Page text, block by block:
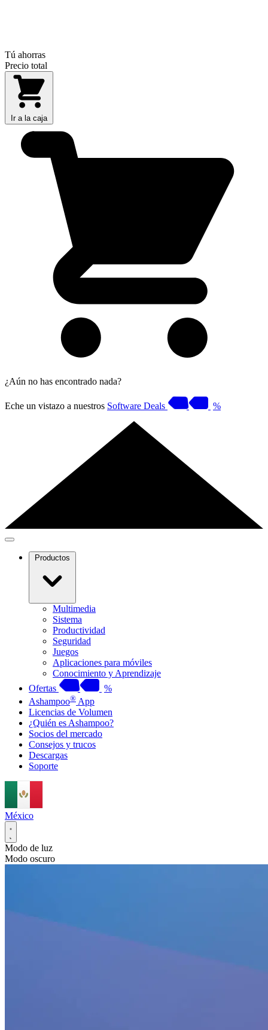
Tú ahorras
Precio total
Ir a la caja
¿Aún no has encontrado nada?
Eche un vistazo a nuestros Software Deals %
Productos
Multimedia
Sistema
Productividad
Seguridad
Juegos
Aplicaciones para móviles
Conocimiento y Aprendizaje
Ofertas
%
Ashampoo® App
Licencias de Volumen
¿Quién es Ashampoo?
Socios del mercado
Consejos y trucos
Descargas
Soporte
México
Modo de luz
Modo oscuro